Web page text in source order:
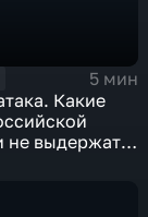
5 мин
Какие
не выдержат